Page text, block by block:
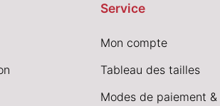
Service
Mon compte
Tableau des tailles
Modes de paiement